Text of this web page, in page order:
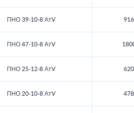
ПНО 39-10-8 АтV 916
ПНО 47-10-8 АтV
ПНО 25-12-8 АтV 620
ПНО 20-10-8 АтV 478